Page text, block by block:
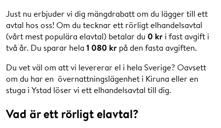
Just nu erbjuder vi dig mängdrabatt om du lägger till ett
avtal hos oss! Om du tecknar ett rörligt elhandelsavtal
(vårt mest populära elavtal) betalar du 0 kr i fast avgift i
två år. Du sparar hela 1 080 kr på den fasta avgiften.
Du vet väl om att vi levererar el i hela Sverige? Oavsett
om du har en övernattningslägenhet i Kiruna eller en
stuga i Ystad löser vi ett elhandelsavtal till dig.
Vad är ett rörligt elavtal?